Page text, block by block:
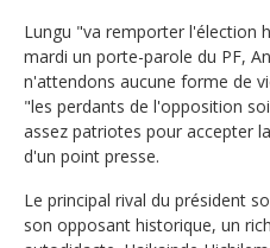
Lungu "va remporter l'élection
mardi un porte-parole du PF,
n'attendons aucune forme de
"les perdants de l'opposition
assez patriotes pour accepter
d'un point presse.
Le principal rival du président
son opposant historique, un